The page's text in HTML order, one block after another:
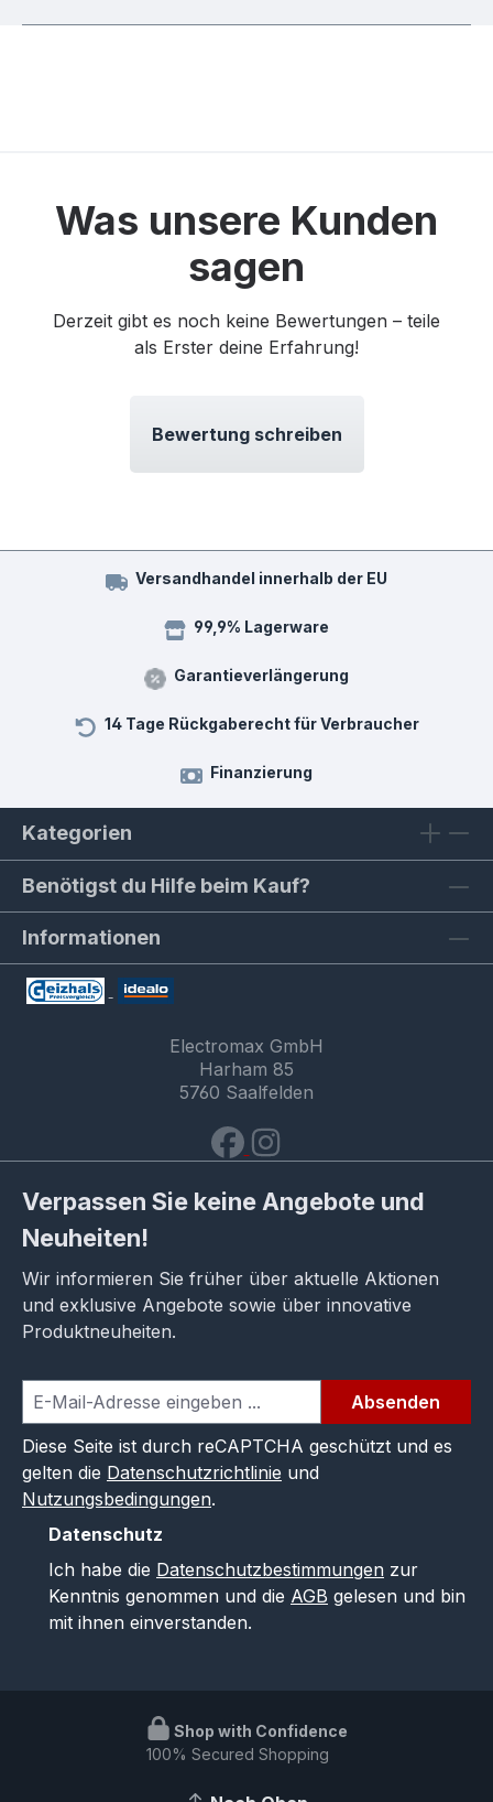
Was unsere Kunden
sagen
Derzeit gibt es noch keine Bewertungen – teile
als Erster deine Erfahrung!
Bewertung schreiben
Versandhandel innerhalb der EU
99,9% Lagerware
Garantieverlängerung
14 Tage Rückgaberecht für Verbraucher
Finanzierung
Kategorien
Benötigst du Hilfe beim Kauf?
Informationen
Electromax GmbH
Harham 85
5760 Saalfelden
Verpassen Sie keine Angebote und
Neuheiten!
Wir informieren Sie früher über aktuelle Aktionen
und exklusive Angebote sowie über innovative
Produktneuheiten.
Absenden
Diese Seite ist durch reCAPTCHA geschützt und es
gelten die Datenschutzrichtlinie und
Nutzungsbedingungen.
Datenschutz
Ich habe die Datenschutzbestimmungen zur
Kenntnis genommen und die AGB gelesen und bin
mit ihnen einverstanden.
Shop with Confidence
100% Secured Shopping